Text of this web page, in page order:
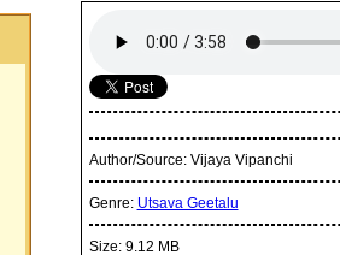
Author/Source: Vijaya Vipanchi
Genre: Utsava Geetalu
Size: 9.12 MB